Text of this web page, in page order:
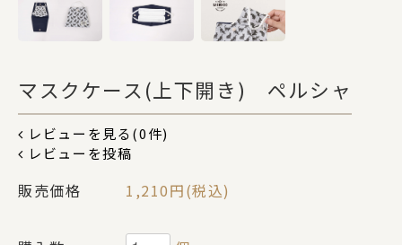
カテゴリー
ポーチ
ステーショナリー
コスメグッズ
マスクケース(上下開き) ペルシャ
レビューを見る(0件)
レビューを投稿
販売価格 1,210円(税込)